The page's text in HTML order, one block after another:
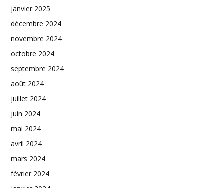
janvier 2025
décembre 2024
novembre 2024
octobre 2024
septembre 2024
août 2024
juillet 2024
juin 2024
mai 2024
avril 2024
mars 2024
février 2024